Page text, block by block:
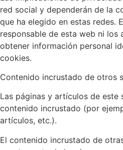
red social y dependerán de la
que ha elegido en estas redes.
responsable de esta web ni los
obtener información personal
cookies.
Contenido incrustado de otros
Las páginas y artículos de este
contenido incrustado (por
artículos, etc.).
El contenido incrustado de